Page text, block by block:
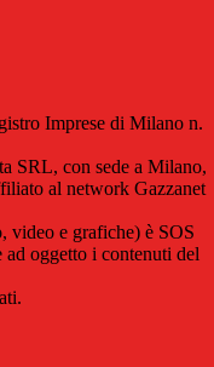
Imprese di Milano n.
SRL, con sede a Milano,
al network Gazzanet
video e grafiche) è SOS
oggetto i contenuti del